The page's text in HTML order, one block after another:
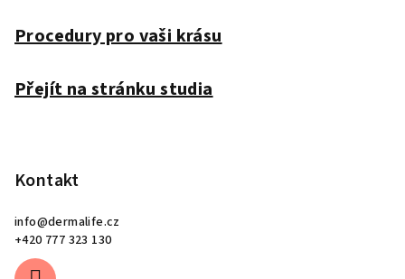
Procedury pro vaši krásu
Přejít na stránku studia
Kontakt
info@dermalife.cz
+420 777 323 130